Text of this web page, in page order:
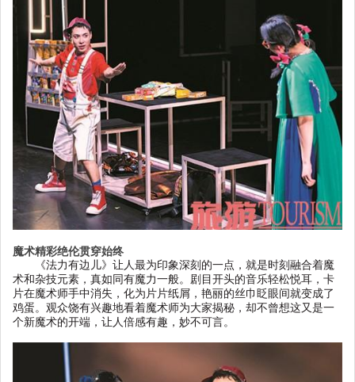
魔术精彩绝伦贯穿始终
《法力有边儿》让人最为印象深刻的一点，就是时刻融合着魔
术和杂技元素，真如同有魔力一般。剧目开头的音乐轻松悦耳，卡
片在魔术师手中消失，化为片片纸屑，艳丽的丝巾眨眼间就变成了
鸡蛋。观众饶有兴趣地看着魔术师为大家揭秘，却不曾想这又是一
个新魔术的开端，让人倍感有趣，妙不可言。